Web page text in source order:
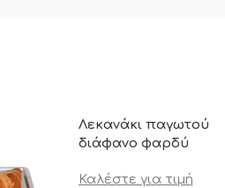
Λεκανάκι παγωτού
διάφανο φαρδύ
Καλέστε για τιμή